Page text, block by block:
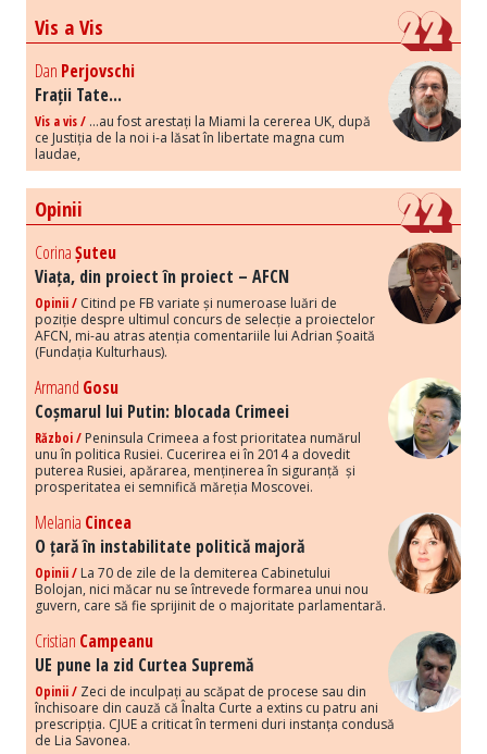
Vis a Vis
Dan Perjovschi
Frații Tate...
Vis a vis / ...au fost arestați la Miami la cererea UK, după
ce Justiția de la noi i-a lăsat în libertate magna cum
laudae,
Opinii
CorinaȘuteu
Viața, din proiect în proiect – AFCN
Opinii / Citind pe FB variate și numeroase luări de
poziție despre ultimul concurs de selecție a proiectelor
AFCN, mi-au atras atenția comentariile lui Adrian Șoaită
(Fundația Kulturhaus).
Armand Gosu
Coșmarul lui Putin: blocada Crimeei
Război / Peninsula Crimeea a fost prioritatea numărul
unu în politica Rusiei. Cucerirea ei în 2014 a dovedit
puterea Rusiei, apărarea, menținerea în siguranță și
prosperitatea ei semnifică măreția Moscovei.
Melania Cincea
O țară în instabilitate politică majoră
Opinii / La 70 de zile de la demiterea Cabinetului
Bolojan, nici măcar nu se întrevede formarea unui nou
guvern, care să fie sprijinit de o majoritate parlamentară.
Cristian Campeanu
UE pune la zid Curtea Supremă
Opinii / Zeci de inculpați au scăpat de procese sau din
închisoare din cauză că Înalta Curte a extins cu patru ani
prescripția. CJUE a criticat în termeni duri instanța condusă
de Lia Savonea.